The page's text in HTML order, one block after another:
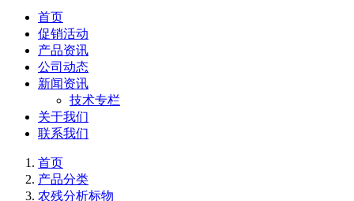
首页
促销活动
产品资讯
公司动态
新闻资讯
技术专栏
关于我们
联系我们
首页
产品分类
农残分析标物